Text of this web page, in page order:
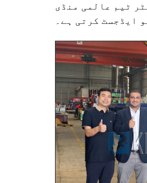
ٹیم عالمی منڈی
ایڈجسٹ کرتی ہے۔